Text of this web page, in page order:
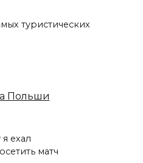
туристических
ехал
матч